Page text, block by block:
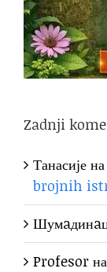
Zadnji
Танасијена
brojnih
Profesorна